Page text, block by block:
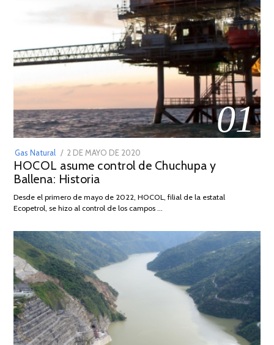
01
Gas Natural
POSTED
ON
2 DE MAYO DE 2020
DE
2026
HOCOL asume control de Chuchupa y
Ballena: Historia
Desde el primero de mayo de 2022, HOCOL, filial de la estatal
Ecopetrol, se hizo al control de los campos …